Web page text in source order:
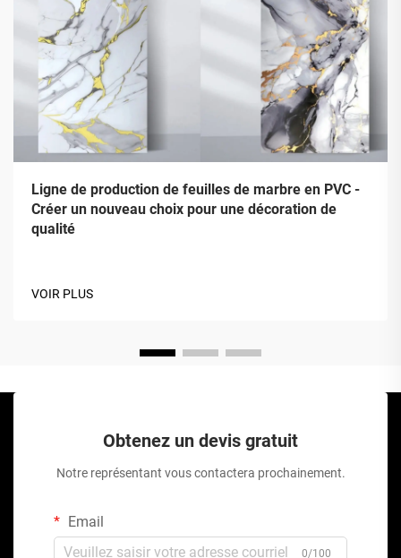
Ligne de production de feuilles de marbre en PVC -
Créer un nouveau choix pour une décoration de
qualité
VOIR PLUS
Obtenez un devis gratuit
Notre représentant vous contactera prochainement.
Email
0/100